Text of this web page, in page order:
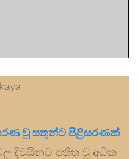
වූ සතුන්ට පිළිසරණක්
දිවයිනට පතිත වූ අධික